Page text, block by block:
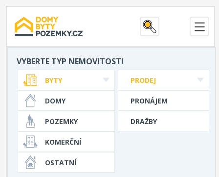
VYBERTE TYP NEMOVITOSTI
PRODEJ
PRONÁJEM
DRAŽBY
BYTY
DOMY
POZEMKY
KOMERČNÍ
OSTATNÍ